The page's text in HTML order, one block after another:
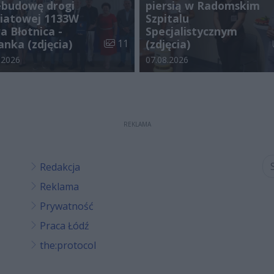
drogi
1133W
Błotnica -
(zdjęcia)
Liczba zdjęć w galerii:
11
galerii:
piersią w Radomskim
Szpitalu
Specjalistycznym
(zdjęcia)
Data dodania galerii:
07.08.2026
REKLAMA
Redakcja
Reklama
Prywatność
Praca Łódź
the:protocol